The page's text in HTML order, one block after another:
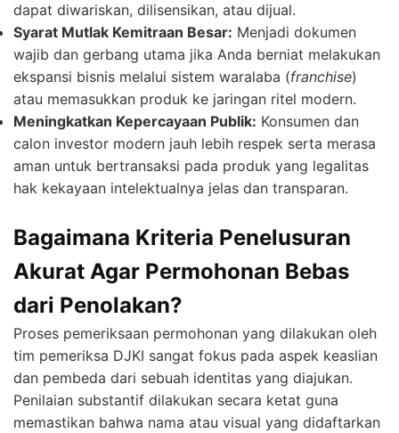
dapat diwariskan, dilisensikan, atau dijual.
Syarat Mutlak Kemitraan Besar: Menjadi dokumen
wajib dan gerbang utama jika Anda berniat melakukan
ekspansi bisnis melalui sistem waralaba (franchise)
atau memasukkan produk ke jaringan ritel modern.
Meningkatkan Kepercayaan Publik: Konsumen dan
calon investor modern jauh lebih respek serta merasa
aman untuk bertransaksi pada produk yang legalitas
hak kekayaan intelektualnya jelas dan transparan.
Bagaimana Kriteria Penelusuran
Akurat Agar Permohonan Bebas
dari Penolakan?
Proses pemeriksaan permohonan yang dilakukan oleh
tim pemeriksa DJKI sangat fokus pada aspek keaslian
dan pembeda dari sebuah identitas yang diajukan.
Penilaian substantif dilakukan secara ketat guna
memastikan bahwa nama atau visual yang didaftarkan